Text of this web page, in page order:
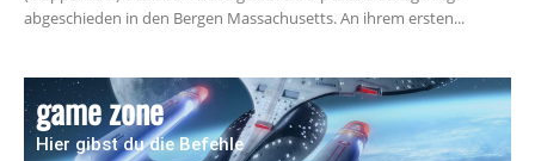
abgeschieden in den Bergen Massachusetts. An ihrem ersten...
game zone
Hier gibst du die Befehle